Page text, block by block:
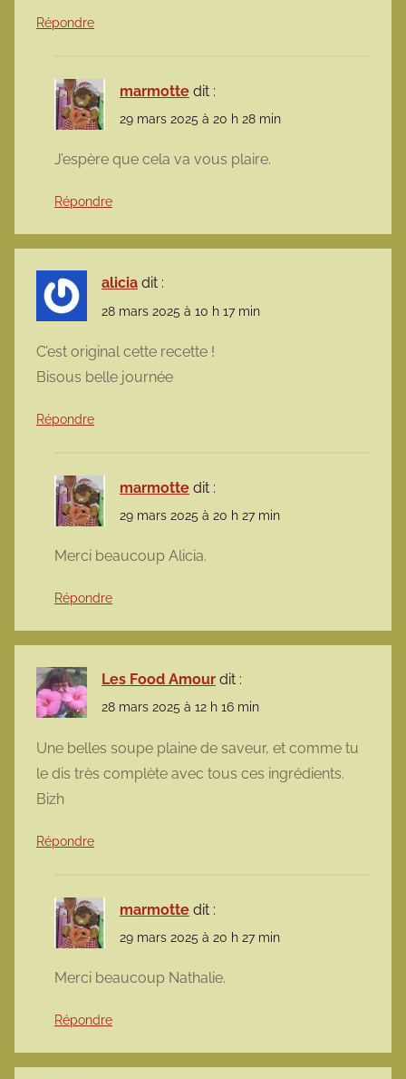
Répondre
marmotte dit :
29 mars 2025 à 20 h 28 min
J’espère que cela va vous plaire.
Répondre
alicia dit :
28 mars 2025 à 10 h 17 min
C’est original cette recette !
Bisous belle journée
Répondre
marmotte dit :
29 mars 2025 à 20 h 27 min
Merci beaucoup Alicia.
Répondre
Les Food Amour dit :
28 mars 2025 à 12 h 16 min
Une belles soupe plaine de saveur, et comme tu
le dis très complète avec tous ces ingrédients.
Bizh
Répondre
marmotte dit :
29 mars 2025 à 20 h 27 min
Merci beaucoup Nathalie.
Répondre